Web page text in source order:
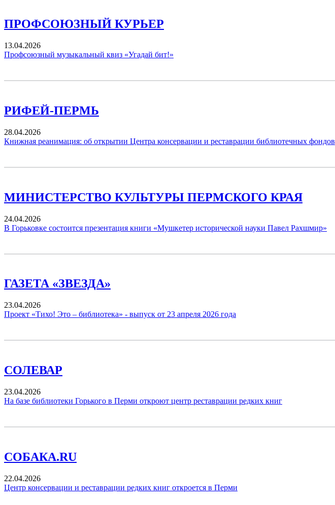
ПРОФСОЮЗНЫЙ КУРЬЕР
13.04.2026
Профсоюзный музыкальный квиз «Угадай бит!»
РИФЕЙ-ПЕРМЬ
28.04.2026
Книжная реанимация: об открытии Центра консервации и реставрации библиотечных фондов
МИНИСТЕРСТВО КУЛЬТУРЫ ПЕРМСКОГО КРАЯ
24.04.2026
В Горьковке состоится презентация книги «Мушкетер исторической науки Павел Рахшмир»
ГАЗЕТА «ЗВЕЗДА»
23.04.2026
Проект «Тихо! Это – библиотека» - выпуск от 23 апреля 2026 года
СОЛЕВАР
23.04.2026
На базе библиотеки Горького в Перми откроют центр реставрации редких книг
СОБАКА.RU
22.04.2026
Центр консервации и реставрации редких книг откроется в Перми